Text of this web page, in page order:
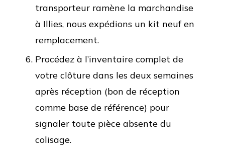
transporteur ramène la marchandise
à Illies, nous expédions un kit neuf en
remplacement.
Procédez à l’inventaire complet de
votre clôture dans les deux semaines
après réception (bon de réception
comme base de référence) pour
signaler toute pièce absente du
colisage.